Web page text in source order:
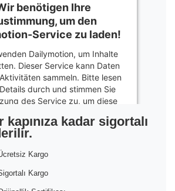
benötigen Ihre
um den
Service zu laden!
Dailymotion, um Inhalte
Dieser Service kann Daten
sammeln. Bitte lesen
durch und stimmen Sie
des Service zu, um diese
Mehr
Informationen
Akzeptieren
kadar sigortalı
Kargo
Kargo